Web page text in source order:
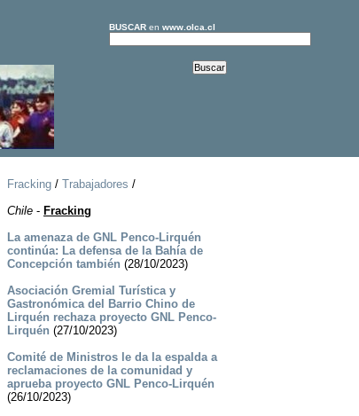
BUSCARen www.olca.cl
Fracking/ Trabajadores /
Chile- Fracking
La amenaza de GNL Penco-Lirquén
continúa: La defensa de la Bahía de
Concepción también (28/10/2023)
Asociación Gremial Turística y
Gastronómica del Barrio Chino de
Lirquén rechaza proyecto GNL Penco-
Lirquén (27/10/2023)
Comité de Ministros le da la espalda a
reclamaciones de la comunidad y
aprueba proyecto GNL Penco-Lirquén
(26/10/2023)